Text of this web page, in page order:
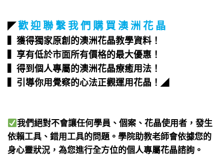
◤歡 迎 聯 繫 我 們 購 買 澳 洲 花 晶
▍獲得獨家原創的澳洲花晶教學資料！
▍享有低於市面所有價格的最大優惠！
▍得到個人專屬的澳洲花晶療癒用法！
▍引導你用覺察的心法正觀運用花晶！ ◢
我們絕對不會讓任何學員、個案、花晶使用者，發生
依賴工具、錯用工具的問題。學院助教老師會依據您的
身心靈狀況，為您進行全方位的個人專屬花晶諮詢。